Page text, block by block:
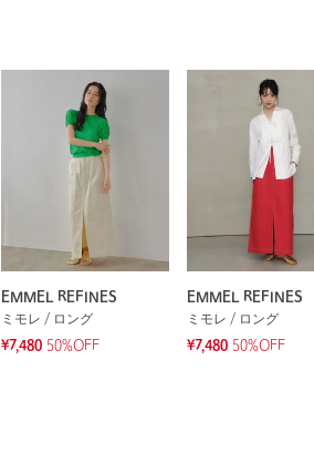
EMMEL REFINES
ミモレ / ロング
¥7,480 50%OFF
EMMEL REFINES
ミモレ / ロング
¥7,480 50%OFF